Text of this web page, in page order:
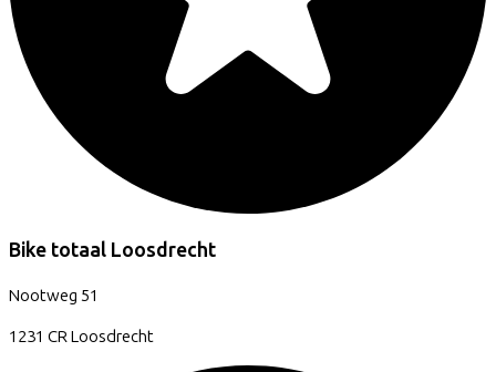
Bike totaal Loosdrecht
Nootweg 51
1231 CRLoosdrecht